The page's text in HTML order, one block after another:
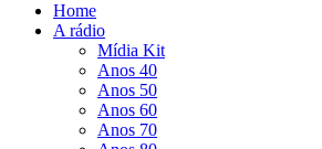
Home
A rádio
Mídia Kit
Anos 40
Anos 50
Anos 60
Anos 70